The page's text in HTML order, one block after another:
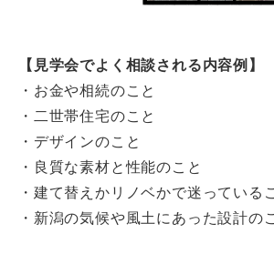
【見学会でよく相談される内容例】
・お金や相続のこと
・二世帯住宅のこと
・デザインのこと
・良質な素材と性能のこと
・建て替えかリノベかで迷っている
・新潟の気候や風土にあった設計の